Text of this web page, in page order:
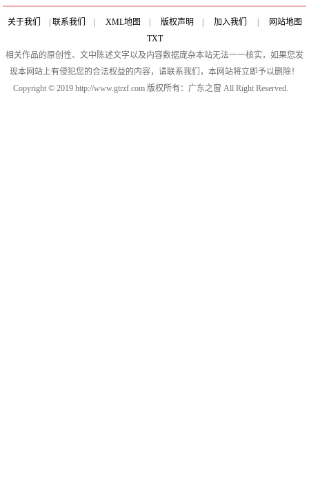
关于我们 联系我们 XML地图 版权声明 加入我们
网站地图
TXT
相关作品的原创性、文中陈述文字以及内容数据庞杂本站无法一一核实，如果您发
现本网站上有侵犯您的合法权益的内容，请联系我们，本网站将立即予以删除！
Copyright © 2019 http://www.gtrzf.com 版权所有：广东之窗 All Right Reserved.